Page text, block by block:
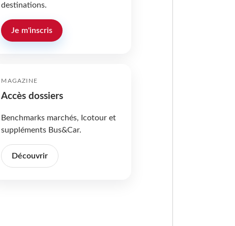
destinations.
Je m'inscris
MAGAZINE
Accès dossiers
Benchmarks marchés, Icotour et
suppléments Bus&Car.
Découvrir